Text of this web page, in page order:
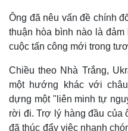
Ông đã nêu vấn đề chính
thuận hòa bình nào là
cuộc tấn công mới trong
Chiều theo Nhà Trắng,
một hướng khác với
dựng một "liên minh tự
rời đi. Trợ lý hàng đầu của
đã thúc đẩy việc nhanh